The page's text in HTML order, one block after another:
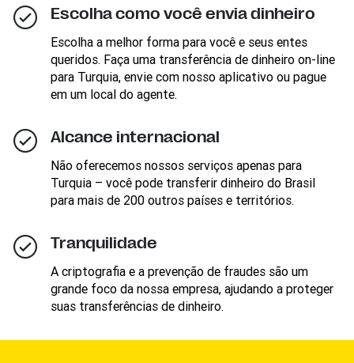
Escolha como você envia dinheiro
Escolha a melhor forma para você e seus entes
queridos. Faça uma transferência de dinheiro on-line
para Turquia, envie com nosso aplicativo ou pague
em um local do agente.
Alcance internacional
Não oferecemos nossos serviços apenas para
Turquia – você pode transferir dinheiro do Brasil
para mais de 200 outros países e territórios.
Tranquilidade
A criptografia e a prevenção de fraudes são um
grande foco da nossa empresa, ajudando a proteger
suas transferências de dinheiro.